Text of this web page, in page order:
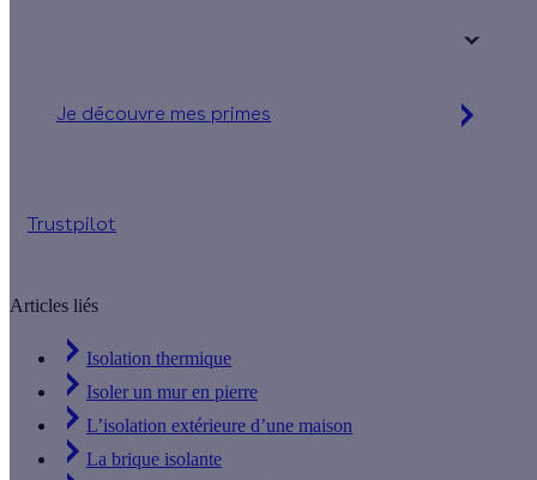
Je découvre mes primes
Trustpilot
Articles liés
Isolation thermique
Isoler un mur en pierre
L’isolation extérieure d’une maison
La brique isolante